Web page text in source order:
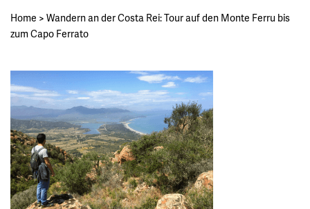
Home > Wandern an der Costa Rei: Tour auf den Monte Ferru bis
zum Capo Ferrato